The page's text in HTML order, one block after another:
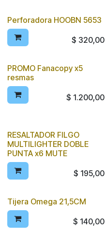
Perforadora HOOBN 5653
$ 320,00
PROMO Fanacopy x5
resmas
$ 1.200,00
RESALTADOR FILGO
MULTILIGHTER DOBLE
PUNTA x6 MUTE
$ 195,00
Tijera Omega 21,5CM
$ 140,00